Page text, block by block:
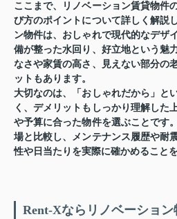
ここまで、リノベーション賃貸物件
び方のポイントについて詳しく解説
ン物件は、おしゃれで現代的なデザ
備が整った水回り、好立地という魅
なさや家賃の高さ、見えない部分の
ットもあります。
大切なのは、「おしゃれだから」と
く、デメリットもしっかり理解した
や予算に合った物件を選ぶことです
場と比較し、メンテナンス履歴や耐
性や日当たりを実際に確かめること
Rent-Xならリノベーショ